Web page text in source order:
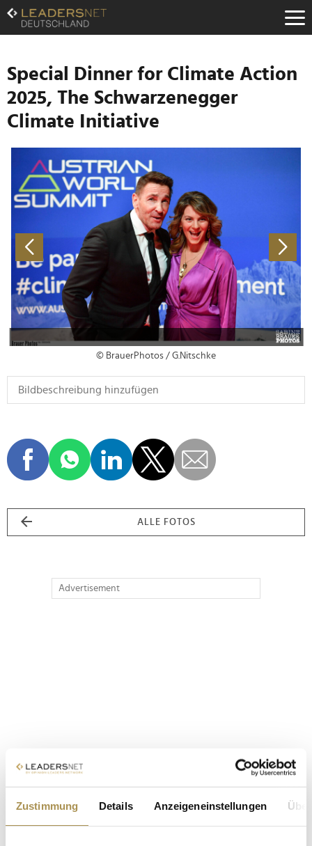
Zustimmung Details Anzeigeneinstellungen
Zum
Inhalt
Zur
Navigation
Zur
Hauptnavigation
Special Dinner for Climate Action
2025, The Schwarzenegger
Climate Initiative
© BrauerPhotos / G.Nitschke
ALLE FOTOS
Advertisement